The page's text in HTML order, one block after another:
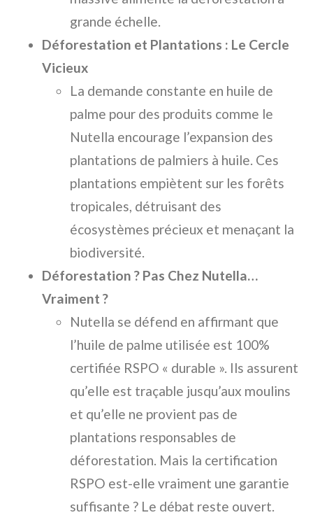
grande échelle.
Déforestation et Plantations : Le Cercle
Vicieux
La demande constante en huile de
palme pour des produits comme le
Nutella encourage l’expansion des
plantations de palmiers à huile. Ces
plantations empiètent sur les forêts
tropicales, détruisant des
écosystèmes précieux et menaçant la
biodiversité.
Déforestation ? Pas Chez Nutella…
Vraiment ?
Nutella se défend en affirmant que
l’huile de palme utilisée est 100%
certifiée RSPO « durable ». Ils assurent
qu’elle est traçable jusqu’aux moulins
et qu’elle ne provient pas de
plantations responsables de
déforestation. Mais la certification
RSPO est-elle vraiment une garantie
suffisante ? Le débat reste ouvert.